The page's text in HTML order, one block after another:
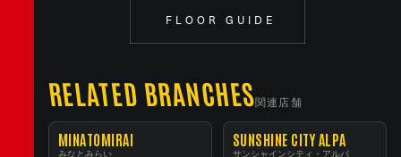
FLOOR GUIDE
RELATED BRANCHES関連店舗
MINATOMIRAI
みなとみらい
SUNSHINE CITY ALPA
サンシャインシティ・アルパ